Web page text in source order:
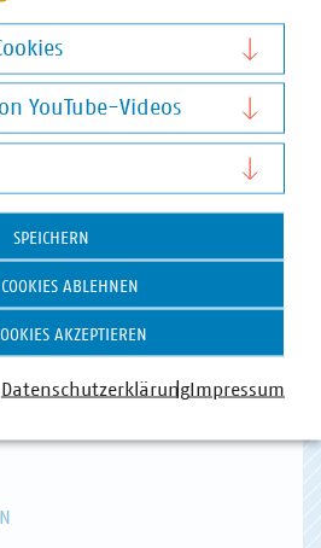
0
YouTube-Videos
Videos
SPEICHERN
ABLEHNEN
AKZEPTIEREN
DatenschutzerklärungImpressum